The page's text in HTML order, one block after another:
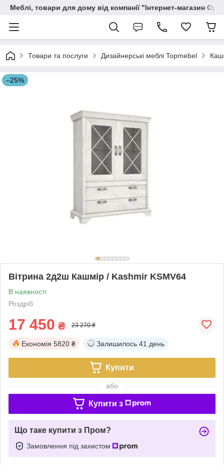
Меблі, товари для дому від компанії "Інтернет-магазин
Товари та послуги Дизайнерські меблі Topmebel
–25%
Вітрина 2д2ш Кашмір / Kashmir KSMV64
В наявності
Роздріб
17 450 ₴ 23 270 ₴
Економія 5820 ₴ Залишилось 41 день
Купити
або
Купити з
Що таке купити з Пром?
Замовлення під захистом